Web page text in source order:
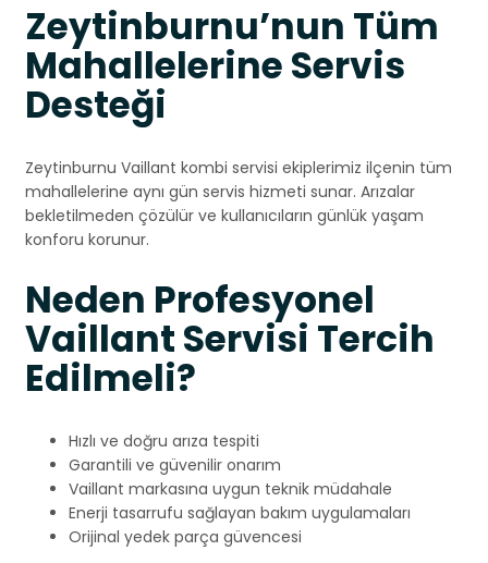
Zeytinburnu’nun Tüm
Mahallelerine Servis
Desteği
Zeytinburnu Vaillant kombi servisi ekiplerimiz ilçenin tüm
mahallelerine aynı gün servis hizmeti sunar. Arızalar
bekletilmeden çözülür ve kullanıcıların günlük yaşam
konforu korunur.
Neden Profesyonel
Vaillant Servisi Tercih
Edilmeli?
Hızlı ve doğru arıza tespiti
Garantili ve güvenilir onarım
Vaillant markasına uygun teknik müdahale
Enerji tasarrufu sağlayan bakım uygulamaları
Orijinal yedek parça güvencesi